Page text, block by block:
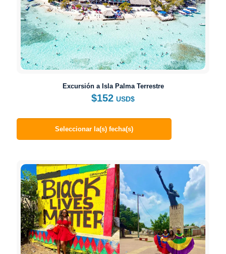
Excursión a Isla Palma Terrestre
$152 USD$
Seleccionar la(s) fecha(s)